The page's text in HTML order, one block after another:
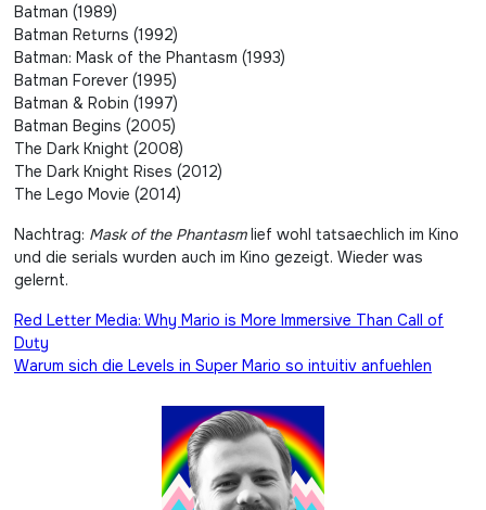
Batman (1989)
Batman Returns (1992)
Batman: Mask of the Phantasm (1993)
Batman Forever (1995)
Batman & Robin (1997)
Batman Begins (2005)
The Dark Knight (2008)
The Dark Knight Rises (2012)
The Lego Movie (2014)
Nachtrag: Mask of the Phantasmlief wohl tatsaechlich im Kino
und die serials wurden auch im Kino gezeigt. Wieder was
gelernt.
Beitragsnavigation
Red Letter Media: Why Mario is More Immersive Than Call of
Duty
Warum sich die Levels in Super Mario so intuitiv anfuehlen